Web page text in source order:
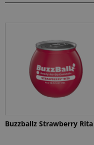
Buzzballz Strawberry Rita